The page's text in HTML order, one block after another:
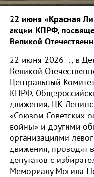
22 июня «Красная
акции КПРФ,
Великой
22 июня 2026 г., в
Великой
Центральный
КПРФ,
движения, ЦК
«Союзом Советских
войны» и другими
организациями
движения, проводят
депутатов с
Мемориалу Могила